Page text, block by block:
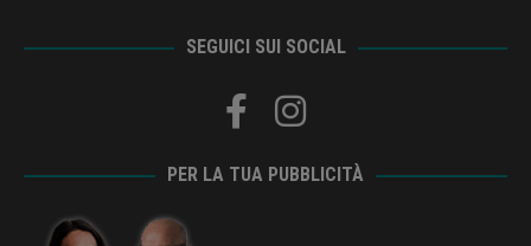
SEGUICI SUI SOCIAL
PER LA TUA PUBBLICITÀ